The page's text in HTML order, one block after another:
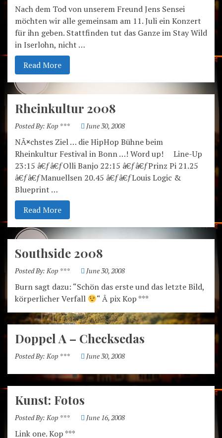
Nach dem Tod von unserem Freund Jens Sensei
möchten wir alle gemeinsam am 11. Juli ein Konzert
für ihn geben. Stattfinden tut das Ganze im Stay Wild
in Iserlohn, nicht …
Read More
Rheinkultur 2008
Posted By: Kop *** June 30, 2008
NÃ¤chstes Ziel … die HipHop Bühne beim
Rheinkultur Festival in Bonn …! Word up! Line-Up
23:15 â€ƒâ€ƒOlli Banjo 22:15 â€ƒâ€ƒPrinz Pi 21.25
â€ƒâ€ƒManuellsen 20.45 â€ƒâ€ƒLouis Logic &
Blueprint …
Read More
Southside 2008
Posted By: Kop *** June 30, 2008
Burn sagt dazu: “Schön das erste und das letzte Bild,
körperlicher Verfall
“ Â pix Kop ***
Doppel A – Checksedas
Posted By: Kop *** June 30, 2008
Kunst: Fotos
Posted By: Kop *** June 16, 2008
Link one. Kop ***